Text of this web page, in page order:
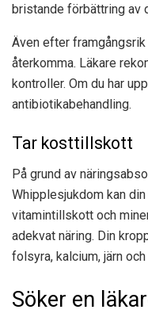
bristande förbättring av
Även efter
återkomma. Läkare
kontroller. Om du har
antibiotikabehandling.
Tar kosttillskott
På grund av
Whipplesjukdom kan
vitamintillskott och
adekvat näring. Din
folsyra, kalcium, järn
Söker en